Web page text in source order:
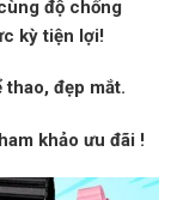
độ chống
kỳ tiện lợi!
thao, đẹp mắt.
khảo ưu đãi !